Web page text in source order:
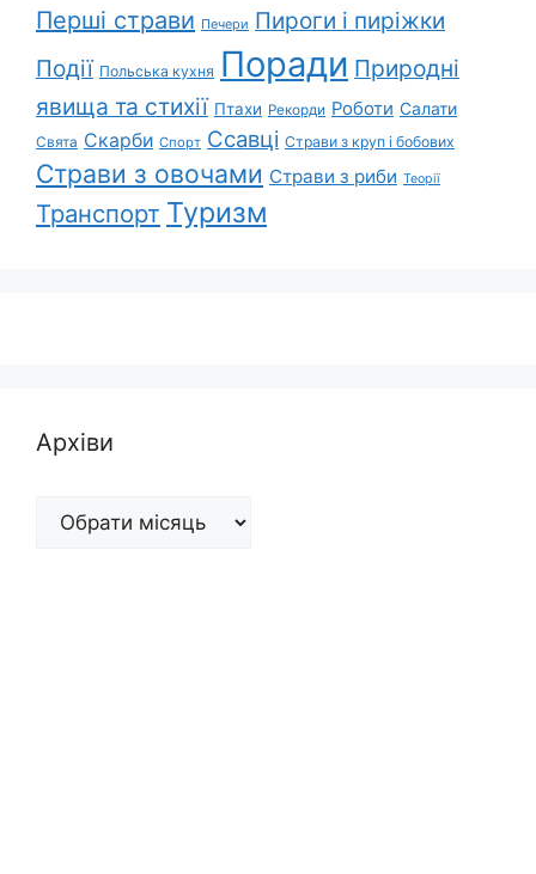
Перші страви Печери Пироги і пиріжки
Події Польська кухня Поради Природні
явища та стихії Птахи Рекорди Роботи Салати
Свята Скарби Спорт Ссавці Страви з круп і бобових
Страви з овочами Страви з риби Теорії
Транспорт Туризм
Архіви
Архіви